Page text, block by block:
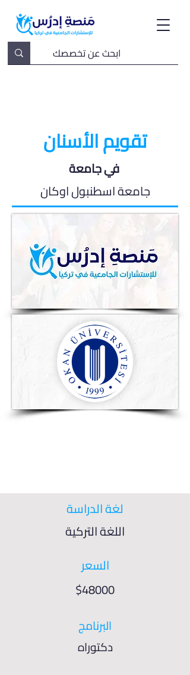
تقويم الأسنان
في جامعة
جامعة اسطنبول اوكان
لغة الدراسة
اللغة التركية
السعر
$48000
البرنامج
دكتوراه